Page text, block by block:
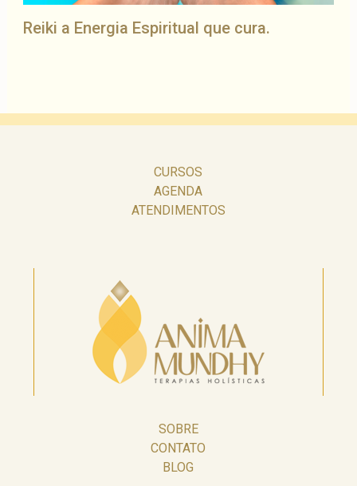
Reiki a Energia Espiritual que cura.
CURSOS
AGENDA
ATENDIMENTOS
SOBRE
CONTATO
BLOG